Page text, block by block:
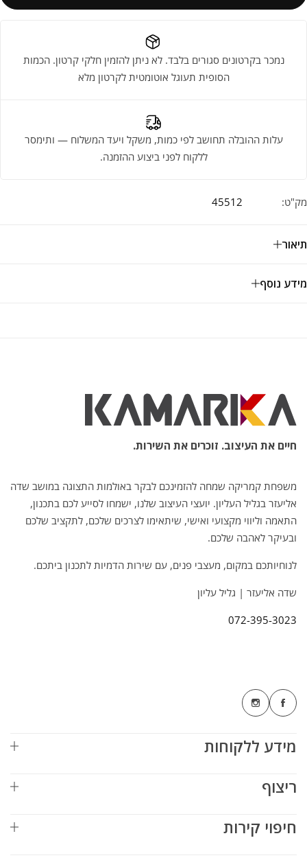
נמכר בקרטונים סגורים בלבד. לא ניתן להזמין חלקי קרטון. הכמות
הסופית תעוגל אוטומטית לקרטון מלא
עלות ההובלה תחושב לפי כמות, משקל ויעד המשלוח — ותימסר
ללקוח לפני ביצוע ההזמנה.
מק"ט: 45512
תיאור
מידע נוסף
חיים את העיצוב. זוכרים את השירות.
משפחת קמריקה שמחה להזמינכם לבקר באולמות התצוגה במושב שדה
אליעזר בגליל העליון. יועצי העיצוב שלנו, ישמחו לסייע לכם בתכנון,
התאמה וליווי מקצועי ואישי, שיתאימו לצרכים שלכם, לתקציב שלכם
ובעיקר לאהבה שלכם.
לנוחיותכם במקום, מעצבי פנים, עם שירות הדמיות לתכנון ביתכם.
שדה אליעזר | גליל עליון
072-395-3023
מידע ללקוחות
ריצוף
חיפוי קירות